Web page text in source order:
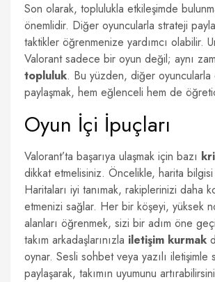
Son olarak, toplulukla etkileşimde
önemlidir. Diğer oyuncularla strateji
taktikler öğrenmenize yardımcı olabilir.
Valorant sadece bir oyun değil; aynı
topluluk. Bu yüzden, diğer oyuncularla
paylaşmak, hem eğlenceli hem de
Oyun İçi İpuçları
Valorant’ta başarıya ulaşmak için bazı
dikkat etmelisiniz. Öncelikle, harita
Haritaları iyi tanımak, rakiplerinizi daha
etmenizi sağlar. Her bir köşeyi, yüksek
alanları öğrenmek, sizi bir adım öne
takım arkadaşlarınızla iletişim kurmak
oynar. Sesli sohbet veya yazılı iletişimle
paylaşarak, takımın uyumunu